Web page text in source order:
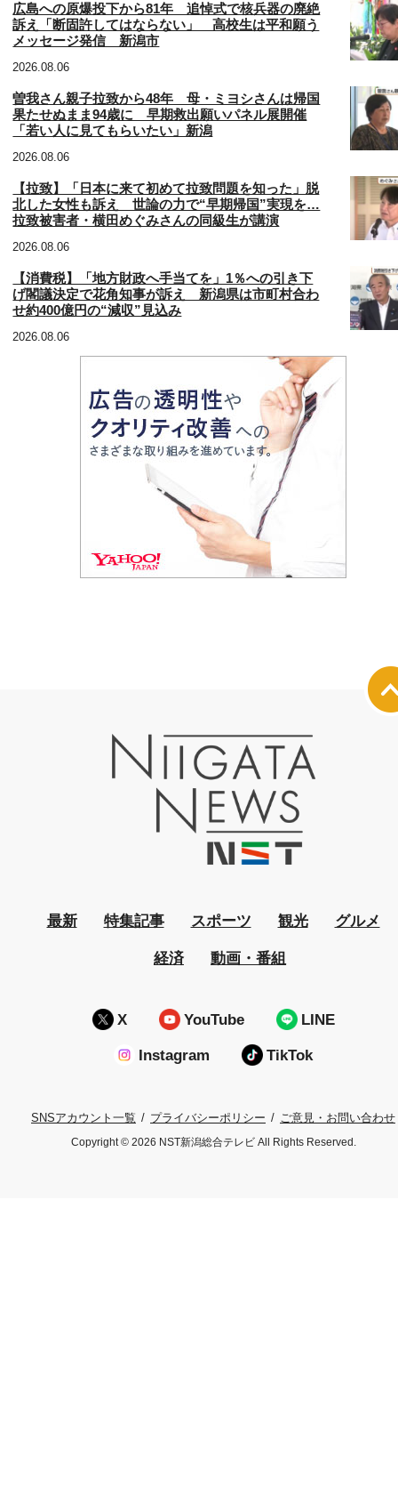
広島への原爆投下から81年 追悼式で核兵器の廃絶
訴え「断固許してはならない」 高校生は平和願う
メッセージ発信 新潟市
2026.08.06
曽我さん親子拉致から48年 母・ミヨシさんは帰国
果たせぬまま94歳に 早期救出願いパネル展開催
「若い人に見てもらいたい」新潟
2026.08.06
【拉致】「日本に来て初めて拉致問題を知った」脱
北した女性も訴え 世論の力で“早期帰国”実現を…
拉致被害者・横田めぐみさんの同級生が講演
2026.08.06
【消費税】「地方財政へ手当てを」1％への引き下
げ閣議決定で花角知事が訴え 新潟県は市町村合わ
せ約400億円の“減収”見込み
2026.08.06
最新 特集記事 スポーツ 観光 グルメ
経済 動画・番組
X YouTube LINE
Instagram TikTok
SNSアカウント一覧 プライバシーポリシー ご意見・お問い合わせ
Copyright © 2026 NST新潟総合テレビ All Rights Reserved.